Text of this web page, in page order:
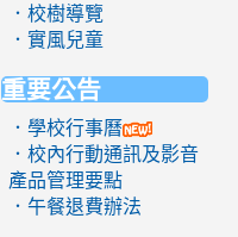
．校樹導覽
．實風兒童
重要公告
．學校行事曆
．校內行動通訊及影音
產品管理要點
．午餐退費辦法